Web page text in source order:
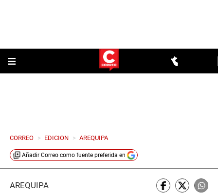
CORREO > EDICION > AREQUIPA
Añadir Correo como fuente preferida en
AREQUIPA